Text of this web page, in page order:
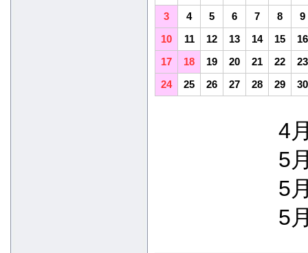
3
4 5 6 7 8
9
10
11 12 13 14 15
16
17
18 19 20 21 22
23
24
25 26 27 28 29 30
4
5
5
5